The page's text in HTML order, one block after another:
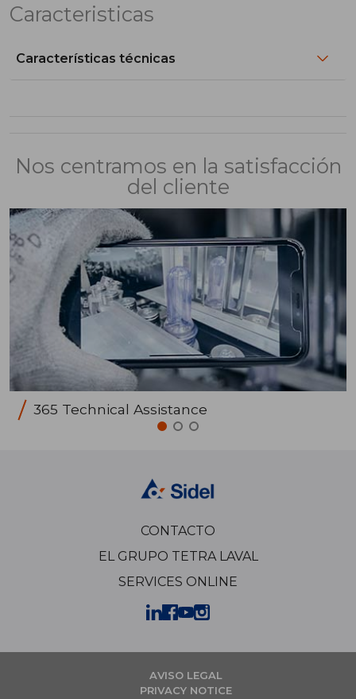
Caracteristicas
Características técnicas
Nos centramos en la satisfacción
del cliente
365 Technical Assistance
CONTACTO
EL GRUPO TETRA LAVAL
SERVICES ONLINE
AVISO LEGAL
PRIVACY NOTICE